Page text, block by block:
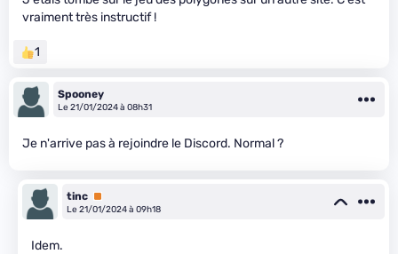
vraiment très instructif !
1
Spooney
Le 21/01/2024 à 08h31
Je n'arrive pas à rejoindre le Discord. Normal ?
tinc Premium
Le 21/01/2024 à 09h18
Idem.